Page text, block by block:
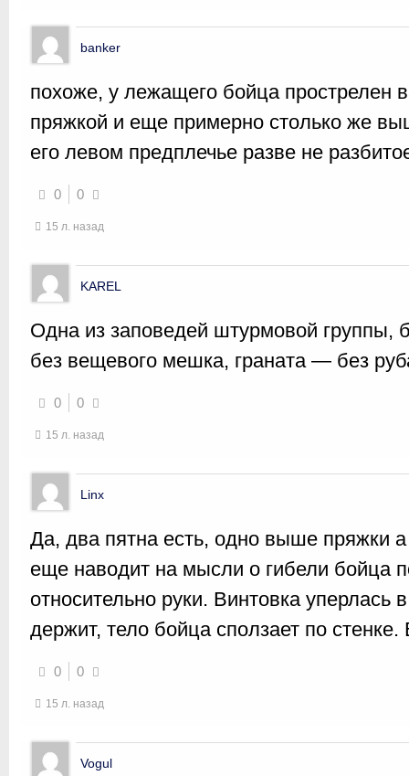
banker
похоже, у лежащего бойца прострелен
пряжкой и еще примерно столько же
его левом предплечье разве не
0 0
15 л. назад
KAREL
Одна из заповедей штурмовой
без вещевого мешка, граната — без
0 0
15 л. назад
Linx
Да, два пятна есть, одно выше пряжки
еще наводит на мысли о гибели бойца
относительно руки. Винтовка уперлась
держит, тело бойца сползает по
0 0
15 л. назад
Vogul